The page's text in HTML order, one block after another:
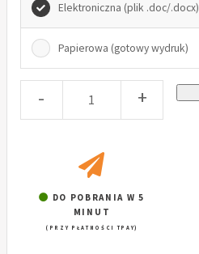
Elektroniczna (plik .doc/.docx)
Papierowa (gotowy wydruk)
- +
DO POBRANIA W 5
MINUT
(PRZY PŁATNOŚCI TPAY)